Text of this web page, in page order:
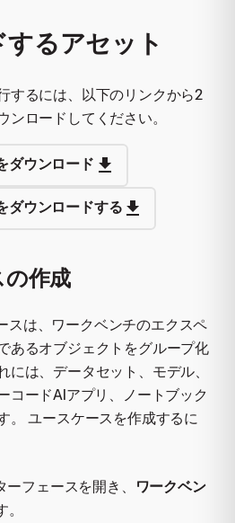
るアセット
するには、以下のリンクから2
ロードしてください。
ダウンロード
ダウンロードする
の作成
スは、ワークベンチのエクスペ
あるオブジェクトをグループ化
には、データセット、モデル、
コードAIアプリ、ノートブック
。 ユースケースを作成するに
フェースを開き、
ワークベン